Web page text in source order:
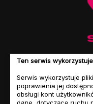
Ten serwis
Serwis wykorzystuje
poprawienia jej
obsługi kont